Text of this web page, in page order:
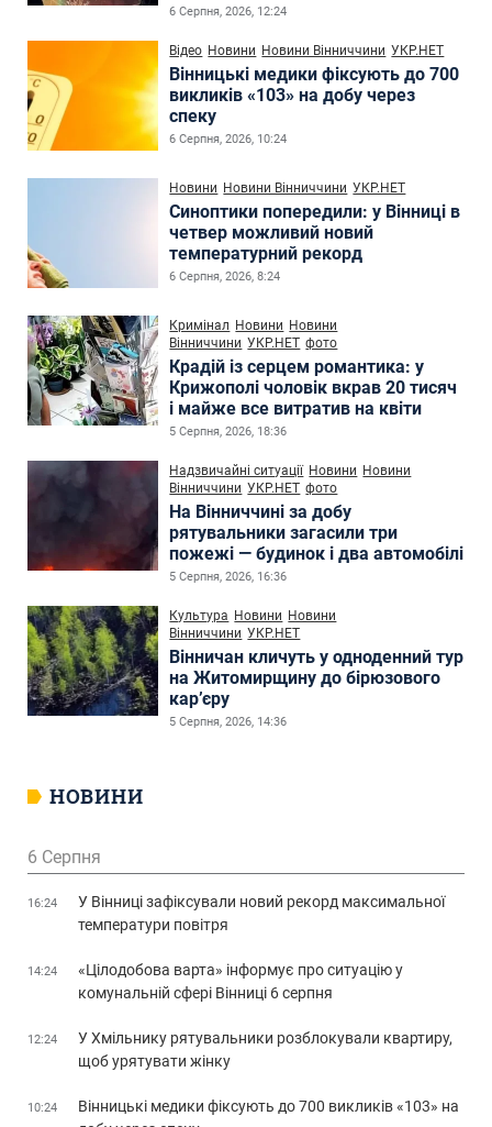
6 Серпня, 2026, 12:24
Відео Новини Новини Вінниччини УКР.НЕТ
Вінницькі медики фіксують до 700
викликів «103» на добу через
спеку
6 Серпня, 2026, 10:24
Новини Новини Вінниччини УКР.НЕТ
Синоптики попередили: у Вінниці в
четвер можливий новий
температурний рекорд
6 Серпня, 2026, 8:24
Кримінал Новини Новини
Вінниччини УКР.НЕТ фото
Крадій із серцем романтика: у
Крижополі чоловік вкрав 20 тисяч
і майже все витратив на квіти
5 Серпня, 2026, 18:36
Надзвичайні ситуації Новини Новини
Вінниччини УКР.НЕТ фото
На Вінниччині за добу
рятувальники загасили три
пожежі — будинок і два автомобілі
5 Серпня, 2026, 16:36
Культура Новини Новини
Вінниччини УКР.НЕТ
Вінничан кличуть у одноденний тур
на Житомирщину до бірюзового
кар’єру
5 Серпня, 2026, 14:36
НОВИНИ
6 Серпня
16:24
У Вінниці зафіксували новий рекорд максимальної
температури повітря
14:24
«Цілодобова варта» інформує про ситуацію у
комунальній сфері Вінниці 6 серпня
12:24
У Хмільнику рятувальники розблокували квартиру,
щоб урятувати жінку
10:24
Вінницькі медики фіксують до 700 викликів «103» на